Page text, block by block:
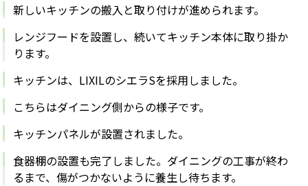
新しいキッチンの搬入と取り付けが進められます。
レンジフードを設置し、続いてキッチン本体に取り掛か
ります。
キッチンは、LIXILのシエラSを採用しました。
こちらはダイニング側からの様子です。
キッチンパネルが設置されました。
食器棚の設置も完了しました。ダイニングの工事が終わ
るまで、傷がつかないように養生し待ちます。